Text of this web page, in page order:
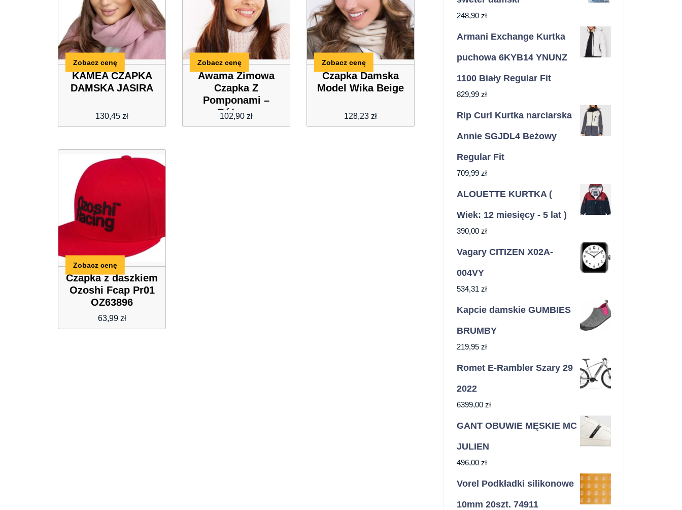
KAMEA CZAPKA
DAMSKA JASIRA
130,45 zł
Zobacz cenę
Awama Zimowa
Czapka Z
Pomponami –
Różowa
102,90 zł
Zobacz cenę
Czapka Damska
Model Wika Beige
128,23 zł
Zobacz cenę
Czapka z daszkiem
Ozoshi Fcap Pr01
OZ63896
63,99 zł
Zobacz cenę
248,90 zł
Armani Exchange Kurtka
puchowa 6KYB14 YNUNZ
1100 Biały Regular Fit
829,99 zł
Rip Curl Kurtka narciarska
Annie SGJDL4 Beżowy
Regular Fit
709,99 zł
ALOUETTE KURTKA (
Wiek: 12 miesięcy - 5 lat )
390,00 zł
Vagary CITIZEN X02A-
004VY
534,31 zł
Kapcie damskie GUMBIES
BRUMBY
219,95 zł
Romet E-Rambler Szary 29
2022
6399,00 zł
GANT OBUWIE MĘSKIE MC
JULIEN
496,00 zł
Vorel Podkładki silikonowe
10mm 20szt. 74911